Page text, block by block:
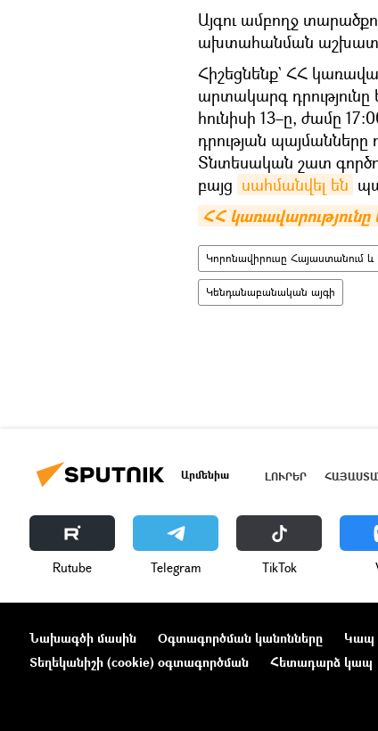
Այգու ամբողջ
ախտահանման
Հիշեցնենք` ՀՀ
արտակարգ դրությունը
հունիսի 13–ը, ժամը
դրության պայմանները
Տնտեսական շատ
բայց սահմանվել են
ՀՀ
Կորոնավիրուսը Հայաստանում
Կենդանաբանական այգի
Արմենիա ԼՈՒՐԵՐ
Rutube Telegram ТikТоk
Նախագծի մասին Օգտագործման կանոնները Կապ
Տեղեկանիշի (cookie) օգտագործման
Հետադարձ կապ